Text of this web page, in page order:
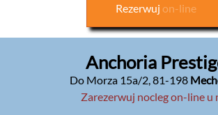
Rezerwuj on-line
Anchoria
Do Morza 15a/2,81-198
Zarezerwuj nocleg on-line u